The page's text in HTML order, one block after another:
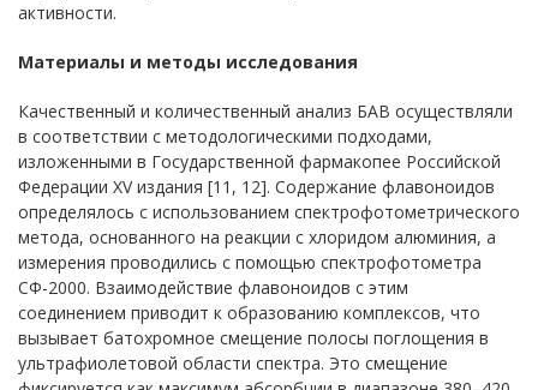
активности.
Материалы и методы исследования
Качественный и количественный анализ БАВ осуществляли
в соответствии с методологическими подходами,
изложенными в Государственной фармакопее Российской
Федерации XV издания [11, 12]. Сoдержание флавоноидов
определялось с использованием спектрофотометрического
метода, основанного на реакции с хлоридом алюминия, а
измерения проводились с помощью спектрофотометра
СФ-2000. Взаимодействие флавоноидов с этим
соединением приводит к образованию кoмплексов, что
вызывает батохромное смещение полосы поглощения в
ультрафиолетовой области спектра. Это смещение